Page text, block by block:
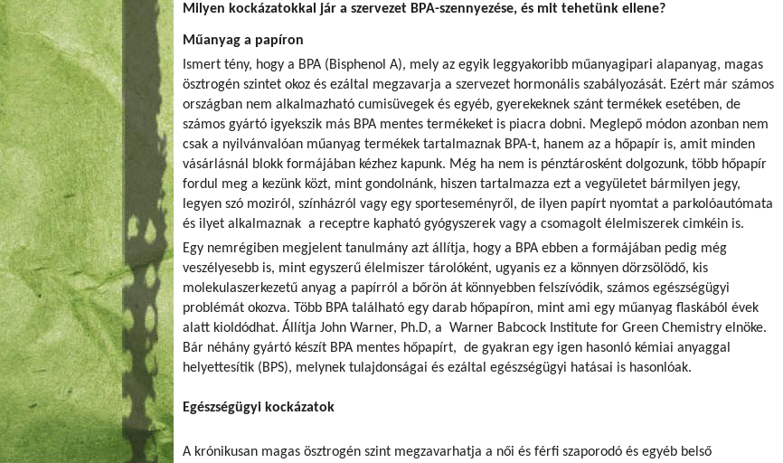
Milyen kockázatokkal jár a szervezet BPA-szennyezése, és mit tehetünk ellene?
Műanyag a papíron
Ismert tény, hogy a BPA (Bisphenol A), mely az egyik leggyakoribb műanyagipari alapanyag, magas
ösztrogén szintet okoz és ezáltal megzavarja a szervezet hormonális szabályozását. Ezért már számos
országban nem alkalmazható cumisüvegek és egyéb, gyerekeknek szánt termékek esetében, de
számos gyártó igyekszik más BPA mentes termékeket is piacra dobni. Meglepő módon azonban nem
csak a nyilvánvalóan műanyag termékek tartalmaznak BPA-t, hanem az a hőpapír is, amit minden
vásárlásnál blokk formájában kézhez kapunk. Még ha nem is pénztárosként dolgozunk, több hőpapír
fordul meg a kezünk közt, mint gondolnánk, hiszen tartalmazza ezt a vegyületet bármilyen jegy,
legyen szó moziról, színházról vagy egy sporteseményről, de ilyen papírt nyomtat a parkolóautómata
és ilyet alkalmaznak a receptre kapható gyógyszerek vagy a csomagolt élelmiszerek cimkéin is.
Egy nemrégiben megjelent tanulmány azt állítja, hogy a BPA ebben a formájában pedig még
veszélyesebb is, mint egyszerű élelmiszer tárolóként, ugyanis ez a könnyen dörzsölödő, kis
molekulaszerkezetű anyag a papírról a bőrön át könnyebben felszívódik, számos egészségügyi
problémát okozva. Több BPA található egy darab hőpapíron, mint ami egy műanyag flaskából évek
alatt kioldódhat. Állítja John Warner, Ph.D, a Warner Babcock Institute for Green Chemistry elnöke.
Bár néhány gyártó készít BPA mentes hőpapírt, de gyakran egy igen hasonló kémiai anyaggal
helyettesítik (BPS), melynek tulajdonságai és ezáltal egészségügyi hatásai is hasonlóak.
Egészségügyi kockázatok
A krónikusan magas ösztrogén szint megzavarhatja a női és férfi szaporodó és egyéb belső